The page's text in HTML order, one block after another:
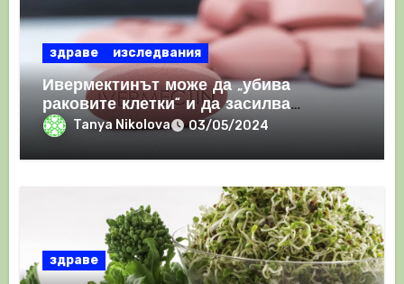
здраве изследвания
Ивермектинът може да „убива
раковите клетки“ и да засилва
имунния отговор
Tanya Nikolova 03/05/2024
здраве